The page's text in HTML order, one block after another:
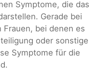
Symptome, die das
Gerade bei
bei denen es
oder sonstige
Symptome für die